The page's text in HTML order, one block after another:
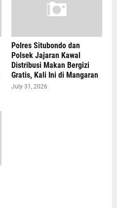
Polres Situbondo dan
Polsek Jajaran Kawal
Distribusi Makan Bergizi
Gratis, Kali Ini di Mangaran
July 31, 2026